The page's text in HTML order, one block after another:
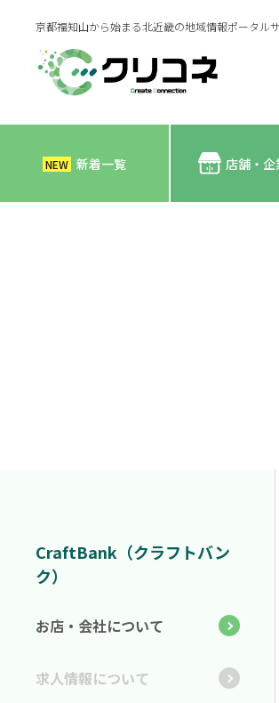
京都福知山から始まる北近畿の地域情報ポータル
NEW 新着一覧 店舗・企
CraftBank（クラフトバン
ク）
お店・会社について
求人情報について